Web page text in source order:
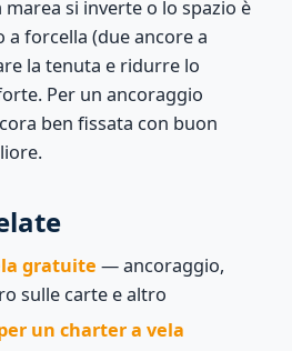
si inverte o lo spazio è
forcella (due ancore a
la tenuta e ridurre lo
Per un ancoraggio
ben fissata con buon
gratuite — ancoraggio,
sulle carte e altro
un charter a vela